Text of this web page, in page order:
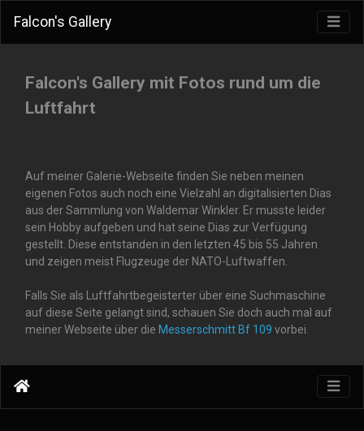
Falcon's Gallery
Falcon's Gallery mit Fotos rund um die
Luftfahrt
Auf meiner Galerie-Webseite finden Sie neben meinen
eigenen Fotos auch noch eine Vielzahl an digitalisierten Dias
aus der Sammlung von Waldemar Winkler. Er musste leider
sein Hobby aufgeben und hat seine Dias zur Verfügung
gestellt. Diese entstanden in den letzten 45 bis 55 Jahren
und zeigen meist Flugzeuge der NATO-Luftwaffen.
Falls Sie als Luftfahrtbegeisterter über eine Suchmaschine
auf diese Seite gelangt sind, schauen Sie doch auch mal auf
meiner Webseite über die Messerschmitt Bf 109 vorbei.